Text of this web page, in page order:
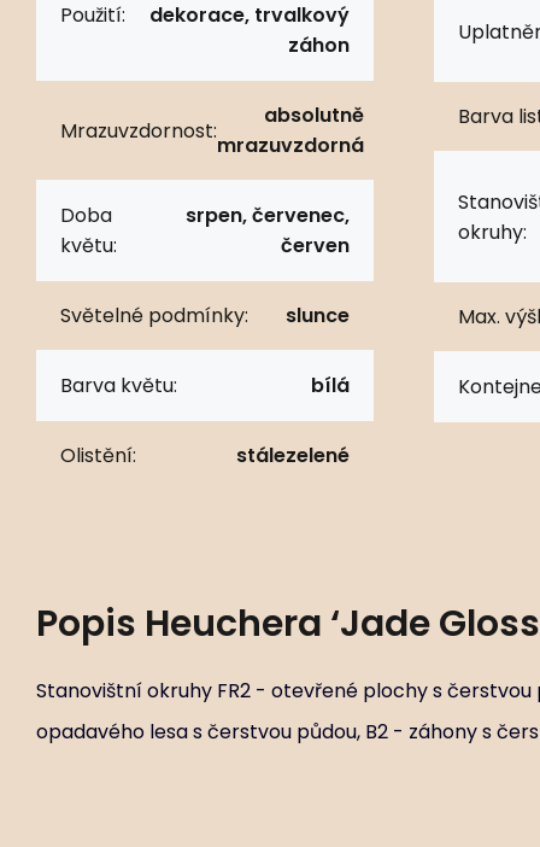
Použití:
dekorace, trvalkový
záhon
Mrazuvzdornost:
absolutně
mrazuvzdorná
Doba
květu:
srpen, červenec,
červen
Světelné podmínky: slunce
Barva květu: bílá
Olistění: stálezelené
Barva
okruhy:
Max.
Popis Heuchera ‘Jade
Stanovištní okruhy FR2 - otevřené plochy s čerstvou
opadavého lesa s čerstvou půdou, B2 - záhony s